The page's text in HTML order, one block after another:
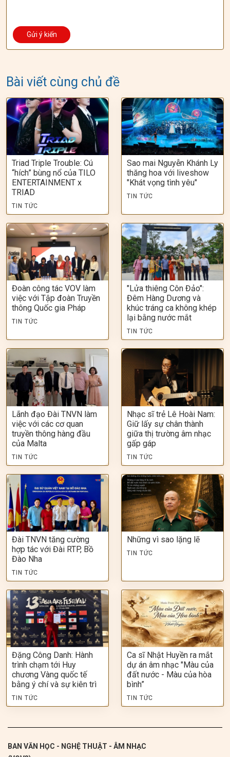
Bài viết cùng chủ đề
Triad Triple Trouble: Cú
“hích” bùng nổ của TILO
ENTERTAINMENT x
TRIAD
TIN TỨC
Sao mai Nguyễn Khánh Ly
thăng hoa với liveshow
"Khát vọng tình yêu"
TIN TỨC
Đoàn công tác VOV làm
việc với Tập đoàn Truyền
thông Quốc gia Pháp
TIN TỨC
"Lửa thiêng Côn Đảo":
Đêm Hàng Dương và
khúc tráng ca không khép
lại bằng nước mắt
TIN TỨC
Lãnh đạo Đài TNVN làm
việc với các cơ quan
truyền thông hàng đầu
của Malta
TIN TỨC
Nhạc sĩ trẻ Lê Hoài Nam:
Giữ lấy sự chân thành
giữa thị trường âm nhạc
gấp gáp
TIN TỨC
Đài TNVN tăng cường
hợp tác với Đài RTP, Bồ
Đào Nha
TIN TỨC
Những vì sao lặng lẽ
TIN TỨC
Đặng Công Danh: Hành
trình chạm tới Huy
chương Vàng quốc tế
bằng ý chí và sự kiên trì
TIN TỨC
Ca sĩ Nhật Huyền ra mắt
dự án âm nhạc "Màu của
đất nước - Màu của hòa
bình”
TIN TỨC
BAN VĂN HỌC - NGHỆ THUẬT - ÂM NHẠC